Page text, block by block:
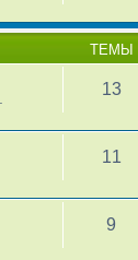
ТЕМЫ
13
11
9